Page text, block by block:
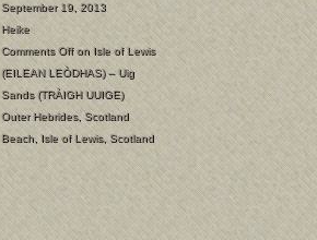
September 19, 2013
Heike
Comments Offon Isle of Lewis
(EILEAN LEÒDHAS) – Uig
Sands (TRÀIGH UUIGE)
Outer Hebrides,Scotland
Beach,Isle of Lewis,Scotland